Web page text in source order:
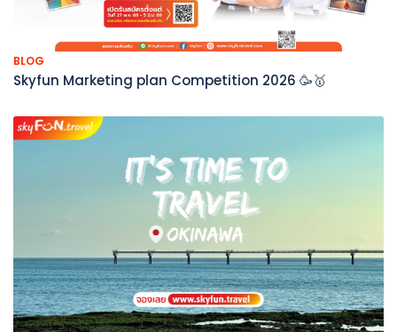
BLOG
Skyfun Marketing plan Competition 2026 🥳🥇